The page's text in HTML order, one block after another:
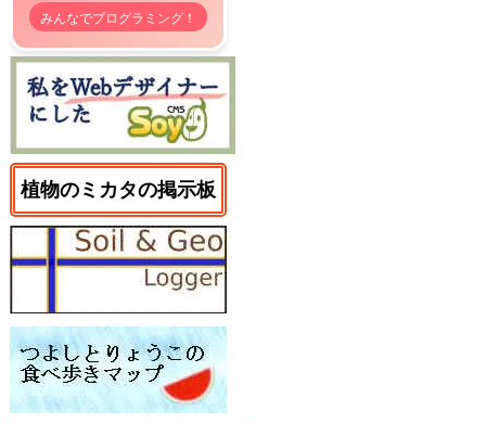
みんなでプログラミング！
植物のミカタの掲示板